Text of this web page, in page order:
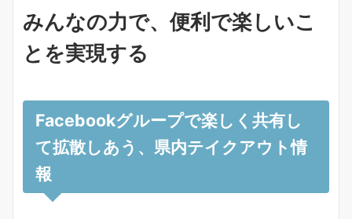
みんなの力で、便利で楽しいこ
とを実現する
Facebookグループで楽しく共有し
て拡散しあう、県内テイクアウト情
報